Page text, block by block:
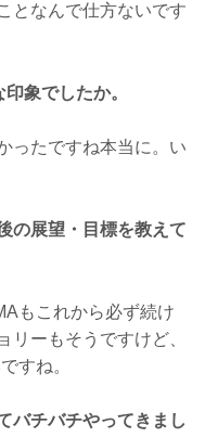
となんで仕方ないです
象でしたか。
ったですね本当に。い
の展望・目標を教えて
もこれから必ず続け
リーもそうですけど、
すね。
バチバチやってきまし